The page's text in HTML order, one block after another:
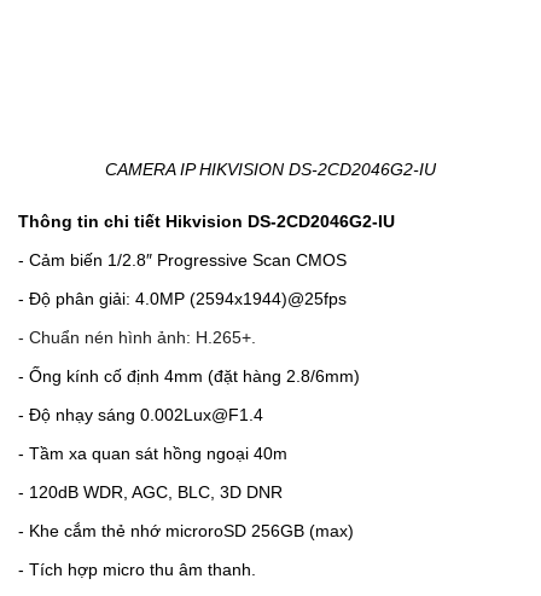
CAMERA IP HIKVISION DS-2CD2046G2-IU
Thông tin chi tiết Hikvision DS-2CD2046G2-IU
- Cảm biến 1/2.8″ Progressive Scan CMOS
- Độ phân giải: 4.0MP (2594x1944)@25fps
- Chuẩn nén hình ảnh: H.265+.
- Ống kính cố định 4mm (đặt hàng 2.8/6mm)
- Độ nhạy sáng 0.002Lux@F1.4
- Tầm xa quan sát hồng ngoại 40m
- 120dB WDR, AGC, BLC, 3D DNR
- Khe cắm thẻ nhớ microroSD 256GB (max)
- Tích hợp micro thu âm thanh.